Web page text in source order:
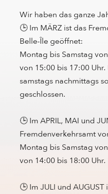
Wir haben das ganze
🕒 Im MÄRZ ist das
Belle-Île geöffnet:
Montag bis Samstag
von 15:00 bis 17:00
samstags nachmittags
geschlossen.
🕒 Im APRIL, MAI und
Fremdenverkehrsamt
Montag bis Samstag
von 14:00 bis 18:00 Uhr.
🕒 Im JULI und AUGUST